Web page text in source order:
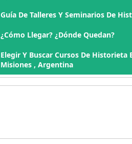
Guía De Talleres Y Seminarios De
¿Cómo Llegar? ¿Dónde Quedan?
Elegir Y Buscar Cursos De Historieta
Misiones , Argentina